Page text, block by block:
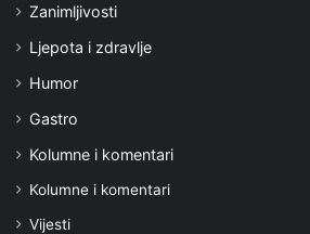
Zanimljivosti
Ljepota i zdravlje
Humor
Gastro
Kolumne i komentari
Kolumne i komentari
Vijesti